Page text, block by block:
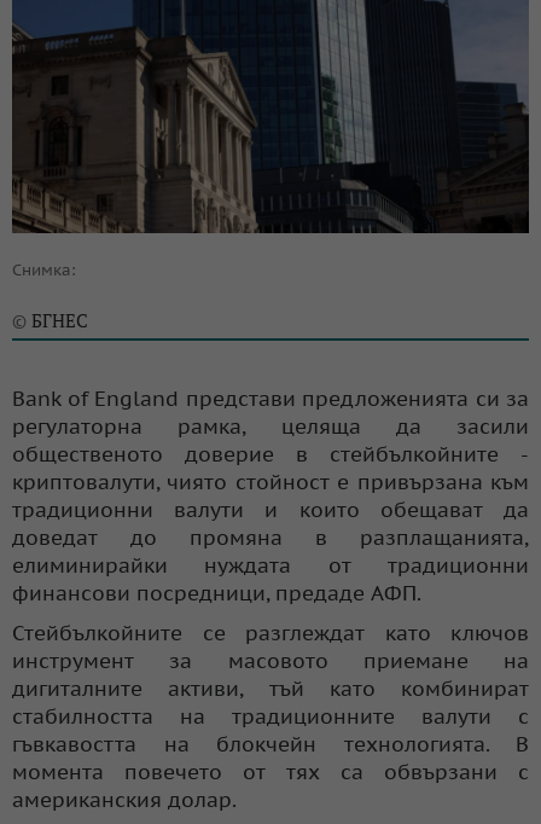
Снимка:
© БГНЕС
Bank of England представи предложенията си за
регулаторна рамка, целяща да засили
общественото доверие в стейбълкойните -
криптовалути, чиято стойност е привързана към
традиционни валути и които обещават да
доведат до промяна в разплащанията,
елиминирайки нуждата от традиционни
финансови посредници, предаде АФП.
Стейбълкойните се разглеждат като ключов
инструмент за масовото приемане на
дигиталните активи, тъй като комбинират
стабилността на традиционните валути с
гъвкавостта на блокчейн технологията. В
момента повечето от тях са обвързани с
американския долар.